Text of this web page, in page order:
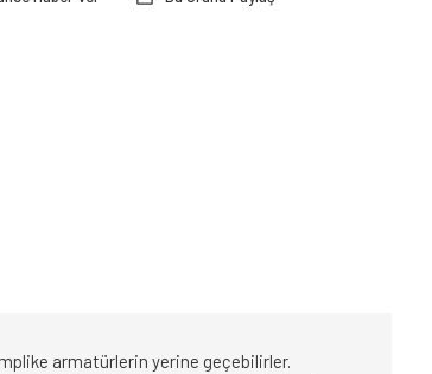
armatürlerin yerine geçebilirler.